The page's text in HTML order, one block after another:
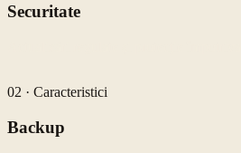
Securitate
02 · Caracteristici
Backup